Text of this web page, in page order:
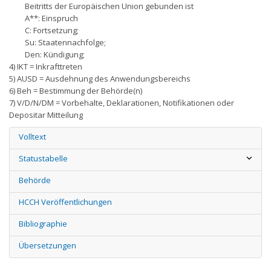
Beitritts der Europäischen Union gebunden ist
A**: Einspruch
C: Fortsetzung;
Su: Staatennachfolge;
Den: Kündigung;
4) IKT = Inkrafttreten
5) AUSD = Ausdehnung des Anwendungsbereichs
6) Beh = Bestimmung der Behörde(n)
7) V/D/N/DM = Vorbehalte, Deklarationen, Notifikationen oder
Depositar Mitteilung
Volltext
Statustabelle
Behörde
HCCH Veröffentlichungen
Bibliographie
Übersetzungen